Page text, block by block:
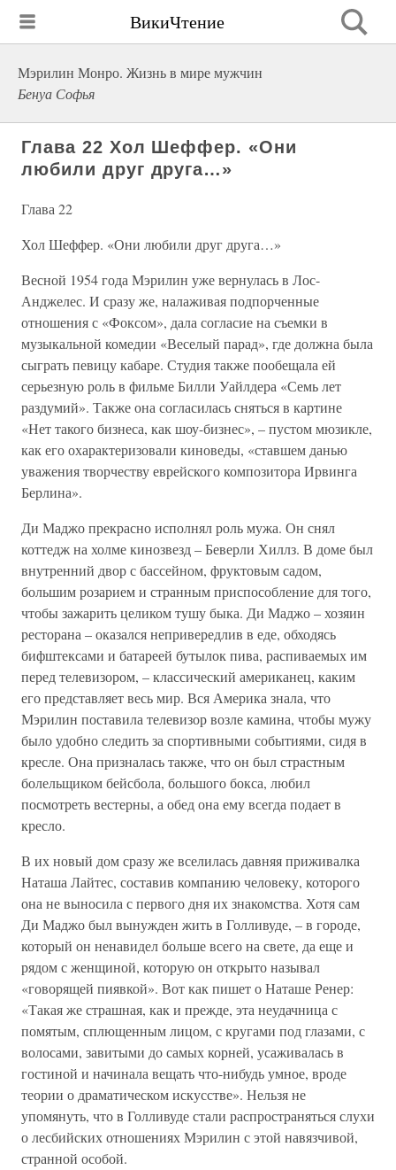
ВикиЧтение
Мэрилин Монро. Жизнь в мире мужчин
Бенуа Софья
Глава 22 Хол Шеффер. «Они
любили друг друга…»
Глава 22
Хол Шеффер. «Они любили друг друга…»
Весной 1954 года Мэрилин уже вернулась в Лос-
Анджелес. И сразу же, налаживая подпорченные
отношения с «Фоксом», дала согласие на съемки в
музыкальной комедии «Веселый парад», где должна была
сыграть певицу кабаре. Студия также пообещала ей
серьезную роль в фильме Билли Уайлдера «Семь лет
раздумий». Также она согласилась сняться в картине
«Нет такого бизнеса, как шоу-бизнес», – пустом мюзикле,
как его охарактеризовали киноведы, «ставшем данью
уважения творчеству еврейского композитора Ирвинга
Берлина».
Ди Маджо прекрасно исполнял роль мужа. Он снял
коттедж на холме кинозвезд – Беверли Хиллз. В доме был
внутренний двор с бассейном, фруктовым садом,
большим розарием и странным приспособление для того,
чтобы зажарить целиком тушу быка. Ди Маджо – хозяин
ресторана – оказался непривередлив в еде, обходясь
бифштексами и батареей бутылок пива, распиваемых им
перед телевизором, – классический американец, каким
его представляет весь мир. Вся Америка знала, что
Мэрилин поставила телевизор возле камина, чтобы мужу
было удобно следить за спортивными событиями, сидя в
кресле. Она призналась также, что он был страстным
болельщиком бейсбола, большого бокса, любил
посмотреть вестерны, а обед она ему всегда подает в
кресло.
В их новый дом сразу же вселилась давняя приживалка
Наташа Лайтес, составив компанию человеку, которого
она не выносила с первого дня их знакомства. Хотя сам
Ди Маджо был вынужден жить в Голливуде, – в городе,
который он ненавидел больше всего на свете, да еще и
рядом с женщиной, которую он открыто называл
«говорящей пиявкой». Вот как пишет о Наташе Ренер:
«Такая же страшная, как и прежде, эта неудачница с
помятым, сплющенным лицом, с кругами под глазами, с
волосами, завитыми до самых корней, усаживалась в
гостиной и начинала вещать что-нибудь умное, вроде
теории о драматическом искусстве». Нельзя не
упомянуть, что в Голливуде стали распространяться слухи
о лесбийских отношениях Мэрилин с этой навязчивой,
странной особой.